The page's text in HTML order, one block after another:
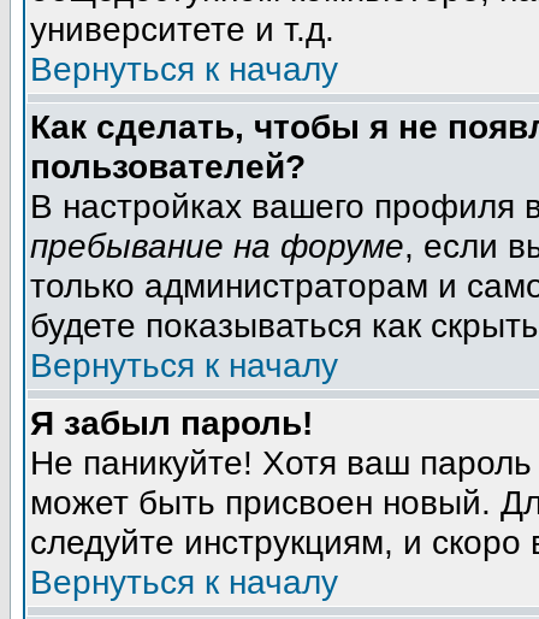
университете и т.д.
Вернуться к началу
Как сделать, чтобы я не
пользователей?
В настройках вашего
пребывание на форуме, если
только администраторам и
будете показываться как
Вернуться к началу
Я забыл пароль!
Не паникуйте! Хотя ваш
может быть присвоен новый.
следуйте инструкциям, и
Вернуться к началу